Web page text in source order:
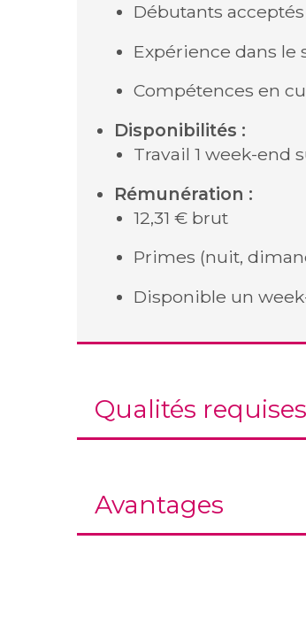
Débutants acceptés
Expérience dans le
Compétences en
Disponibilités :
Travail 1 week-end
Rémunération :
12,31 € brut
Primes (nuit,
Disponible un
Qualités requises
Avantages